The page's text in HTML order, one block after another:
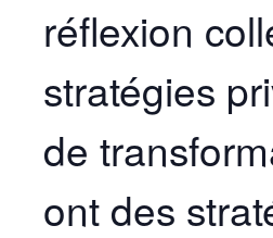
réflexion
stratégies
de
ont des